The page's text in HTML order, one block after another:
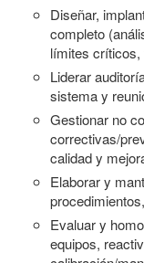
Diseñar,
completo
límites
Liderar
sistema y
Gestionar no
correctivas/
calidad y
Elaborar y
Evaluar y
equipos,